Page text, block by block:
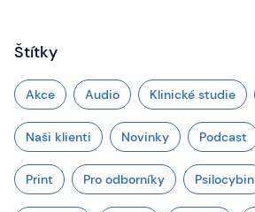
Štítky
Akce Audio Klinické studie
Naši klienti Novinky Podcast
Print Pro odborníky Psilocybin